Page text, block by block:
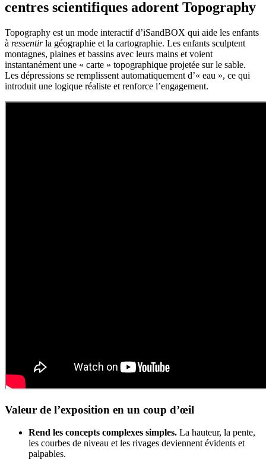
centres scientifiques adorent Topography
Topography est un mode interactif d’iSandBOX qui aide les enfants
à ressentirla géographie et la cartographie. Les enfants sculptent
montagnes, plaines et bassins avec leurs mains et voient
instantanément une « carte » topographique projetée sur le sable.
Les dépressions se remplissent automatiquement d’« eau », ce qui
introduit une logique réaliste et renforce l’engagement.
Valeur de l’exposition en un coup d’œil
Rend les concepts complexes simples. La hauteur, la pente,
les courbes de niveau et les rivages deviennent évidents et
palpables.